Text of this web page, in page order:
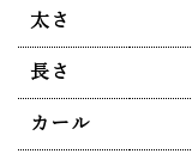
太さ
長さ
カール